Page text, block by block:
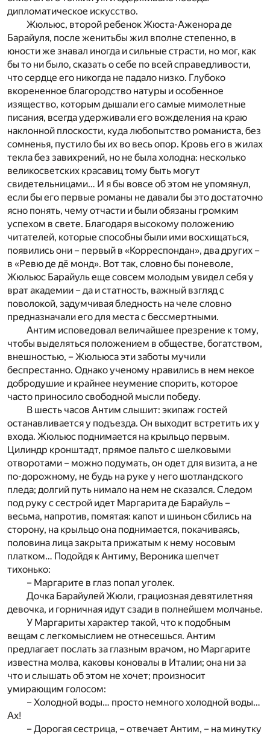
дипломатическое искусство.
Жюльюс, второй ребенок Жюста-Аженора де
Барайуля, после женитьбы жил вполне степенно, в
юности же знавал иногда и сильные страсти, но мог, как
бы то ни было, сказать о себе по всей справедливости,
что сердце его никогда не падало низко. Глубоко
вкорененное благородство натуры и особенное
изящество, которым дышали его самые мимолетные
писания, всегда удерживали его вожделения на краю
наклонной плоскости, куда любопытство романиста, без
сомненья, пустило бы их во весь опор. Кровь его в жилах
текла без завихрений, но не была холодна: несколько
великосветских красавиц тому быть могут
свидетельницами… И я бы вовсе об этом не упомянул,
если бы его первые романы не давали бы это достаточно
ясно понять, чему отчасти и были обязаны громким
успехом в свете. Благодаря высокому положению
читателей, которые способны были ими восхищаться,
появились они – первый в «Корреспондан», два других –
в «Ревю де дё монд». Вот так, словно бы поневоле,
Жюльюс Барайуль еще совсем молодым увидел себя у
врат академии – да и статность, важный взгляд с
поволокой, задумчивая бледность на челе словно
предназначали его для места с бессмертными.
Антим исповедовал величайшее презрение к тому,
чтобы выделяться положением в обществе, богатством,
внешностью, – Жюльюса эти заботы мучили
беспрестанно. Однако ученому нравились в нем некое
добродушие и крайнее неумение спорить, которое
часто приносило свободной мысли победу.
В шесть часов Антим слышит: экипаж гостей
останавливается у подъезда. Он выходит встретить их у
входа. Жюльюс поднимается на крыльцо первым.
Цилиндр кронштадт, прямое пальто с шелковыми
отворотами – можно подумать, он одет для визита, а не
по-дорожному, не будь на руке у него шотландского
пледа; долгий путь нимало на нем не сказался. Следом
под руку с сестрой идет Маргарита де Барайуль –
весьма, напротив, помятая: капот и шиньон сбились на
сторону, на крыльцо она поднимается, покачиваясь,
половина лица закрыта прижатым к нему носовым
платком… Подойдя к Антиму, Вероника шепчет
тихонько:
– Маргарите в глаз попал уголек.
Дочка Барайулей Жюли, грациозная девятилетняя
девочка, и горничная идут сзади в полнейшем молчанье.
У Маргариты характер такой, что к подобным
вещам с легкомыслием не отнесешься. Антим
предлагает послать за глазным врачом, но Маргарите
известна молва, каковы коновалы в Италии; она ни за
что и слышать об этом не хочет; произносит
умирающим голосом:
– Холодной воды… просто немного холодной воды…
Ах!
– Дорогая сестрица, – отвечает Антим, – на минутку